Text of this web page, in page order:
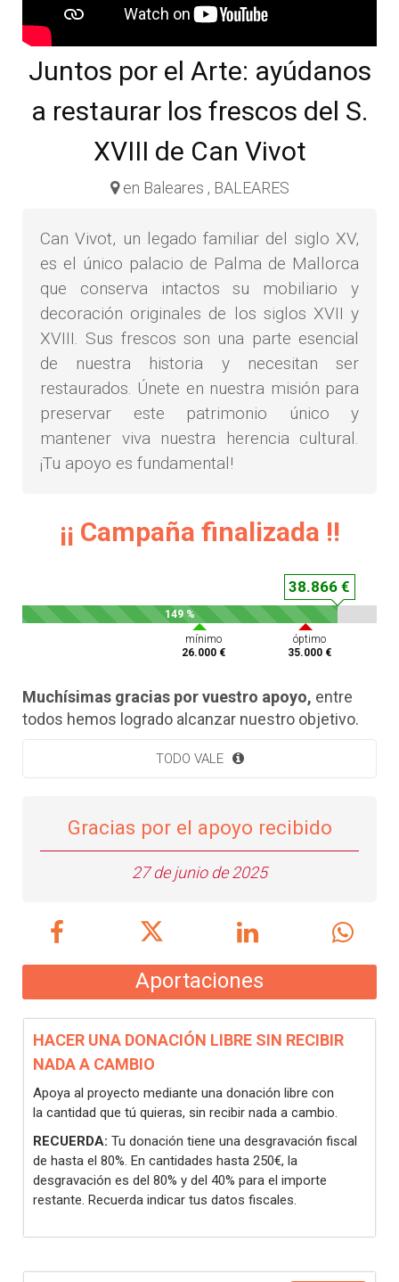
Juntos por el Arte: ayúdanos
a restaurar los frescos del S.
XVIII de Can Vivot
en Baleares , BALEARES
Can Vivot, un legado familiar del siglo XV,
es el único palacio de Palma de Mallorca
que conserva intactos su mobiliario y
decoración originales de los siglos XVII y
XVIII. Sus frescos son una parte esencial
de nuestra historia y necesitan ser
restaurados. Únete en nuestra misión para
preservar este patrimonio único y
mantener viva nuestra herencia cultural.
¡Tu apoyo es fundamental!
¡¡ Campaña finalizada !!
38.866 €
149 %
mínimo
26.000 €
óptimo
35.000 €
Muchísimas gracias por vuestro apoyo, entre
todos hemos logrado alcanzar nuestro objetivo.
TODO VALE
Gracias por el apoyo recibido
27 de junio de 2025
Aportaciones
HACER UNA DONACIÓN LIBRE SIN RECIBIR
NADA A CAMBIO
Apoya al proyecto mediante una donación libre con
la cantidad que tú quieras, sin recibir nada a cambio.
RECUERDA: Tu donación tiene una desgravación fiscal
de hasta el 80%. En cantidades hasta 250€, la
desgravación es del 80% y del 40% para el importe
restante. Recuerda indicar tus datos fiscales.